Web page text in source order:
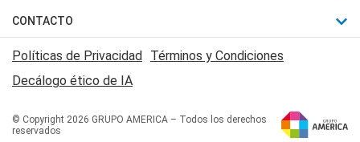
Judiciales
Economia
Trucos caseros
Series y Películas
Edictos y Solicitadas
Mundial
Automovilismo
Rugby
Básquet
Canal 7 en Vivo
San Juan 8
CONTACTO
Acerca de Nosotros
Contactanos
Políticas de Privacidad Términos y Condiciones
Decálogo ético de IA
© Copyright 2026 GRUPO AMERICA – Todos los derechos
reservados